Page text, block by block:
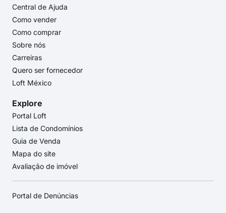
Central de Ajuda
Como vender
Como comprar
Sobre nós
Carreiras
Quero ser fornecedor
Loft México
Explore
Portal Loft
Lista de Condomínios
Guia de Venda
Mapa do site
Avaliação de imóvel
Portal de Denúncias